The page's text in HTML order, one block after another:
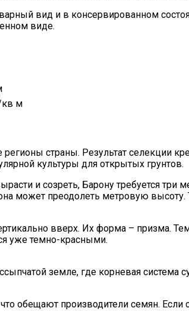
вид и в консервированном
виде.
кв м
страны. Результат селекции
культуры для открытых грунтов.
и созреть, Барону требуется три
может преодолеть метровую
вверх. Их форма – призма.
уже темно-красными.
земле, где корневая система
обещают производители семян.